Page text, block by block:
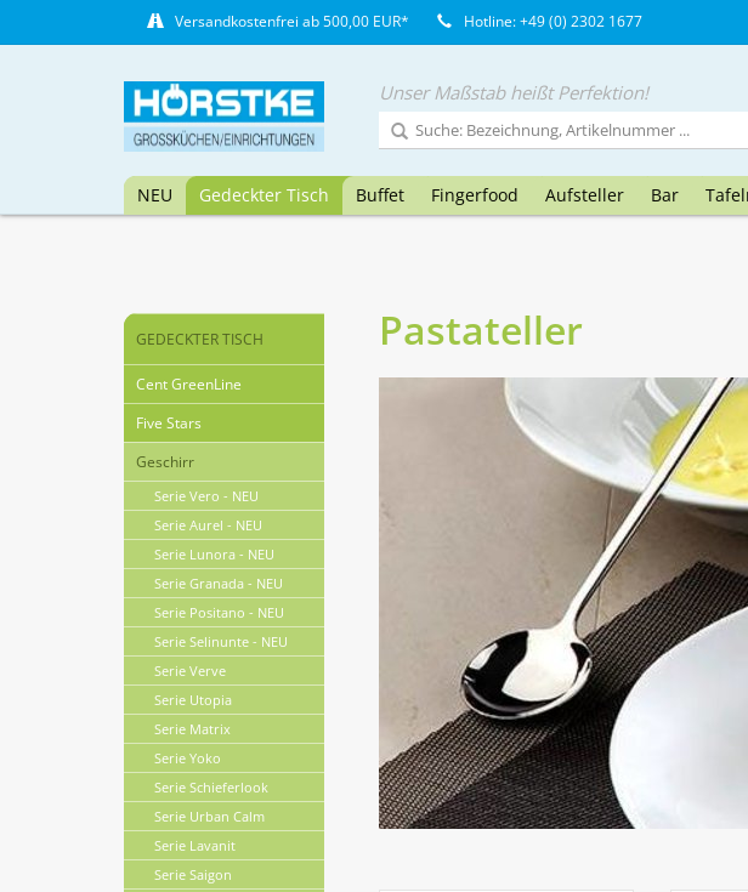
Versandkostenfrei ab 500,00 EUR* Hotline: +49 (0) 2302 1677
Unser Maßstab heißt Perfektion!
NEU Gedeckter Tisch Buffet Fingerfood Aufsteller Bar
GEDECKTER TISCH
Cent GreenLine
Five Stars
Geschirr
Serie Vero - NEU
Serie Aurel - NEU
Serie Lunora - NEU
Serie Granada - NEU
Serie Positano - NEU
Serie Selinunte - NEU
Serie Verve
Serie Utopia
Serie Matrix
Serie Yoko
Serie Schieferlook
Serie Urban Calm
Serie Lavanit
Serie Saigon
Pastateller